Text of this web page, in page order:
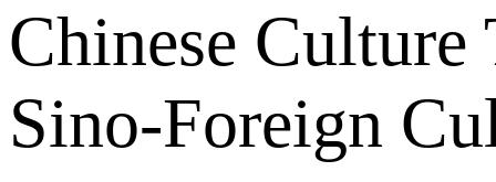
Chinese
Sino-Foreign